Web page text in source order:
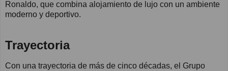
Ronaldo, que combina alojamiento de lujo con un ambiente
moderno y deportivo.
Trayectoria
Con una trayectoria de más de cinco décadas, el Grupo